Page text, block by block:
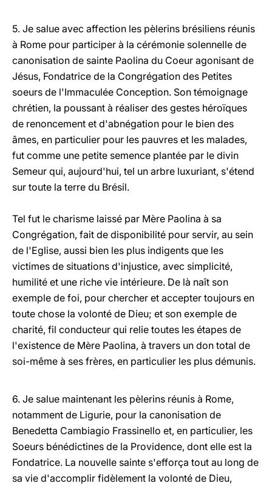
5. Je salue avec affection les pèlerins brésiliens réunis
à Rome pour participer à la cérémonie solennelle de
canonisation de sainte Paolina du Coeur agonisant de
Jésus, Fondatrice de la Congrégation des Petites
soeurs de l'Immaculée Conception. Son témoignage
chrétien, la poussant à réaliser des gestes héroïques
de renoncement et d'abnégation pour le bien des
âmes, en particulier pour les pauvres et les malades,
fut comme une petite semence plantée par le divin
Semeur qui, aujourd'hui, tel un arbre luxuriant, s'étend
sur toute la terre du Brésil.
Tel fut le charisme laissé par Mère Paolina à sa
Congrégation, fait de disponibilité pour servir, au sein
de l'Eglise, aussi bien les plus indigents que les
victimes de situations d'injustice, avec simplicité,
humilité et une riche vie intérieure. De là naît son
exemple de foi, pour chercher et accepter toujours en
toute chose la volonté de Dieu; et son exemple de
charité, fil conducteur qui relie toutes les étapes de
l'existence de Mère Paolina, à travers un don total de
soi-même à ses frères, en particulier les plus démunis.
6. Je salue maintenant les pèlerins réunis à Rome,
notamment de Ligurie, pour la canonisation de
Benedetta Cambiagio Frassinello et, en particulier, les
Soeurs bénédictines de la Providence, dont elle est la
Fondatrice. La nouvelle sainte s'efforça tout au long de
sa vie d'accomplir fidèlement la volonté de Dieu,